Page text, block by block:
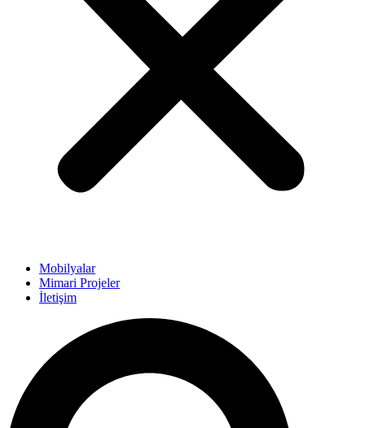
Mobilyalar
Mimari Projeler
İletişim